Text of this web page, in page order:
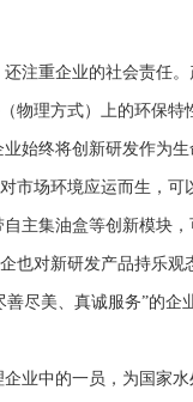
重企业的社会责任。
物理方式）上的环保特
终将创新研发作为生
场环境应运而生，可
集油盒等创新模块，
也对新研发产品持乐观
美、真诚服务”的企
中的一员，为国家水